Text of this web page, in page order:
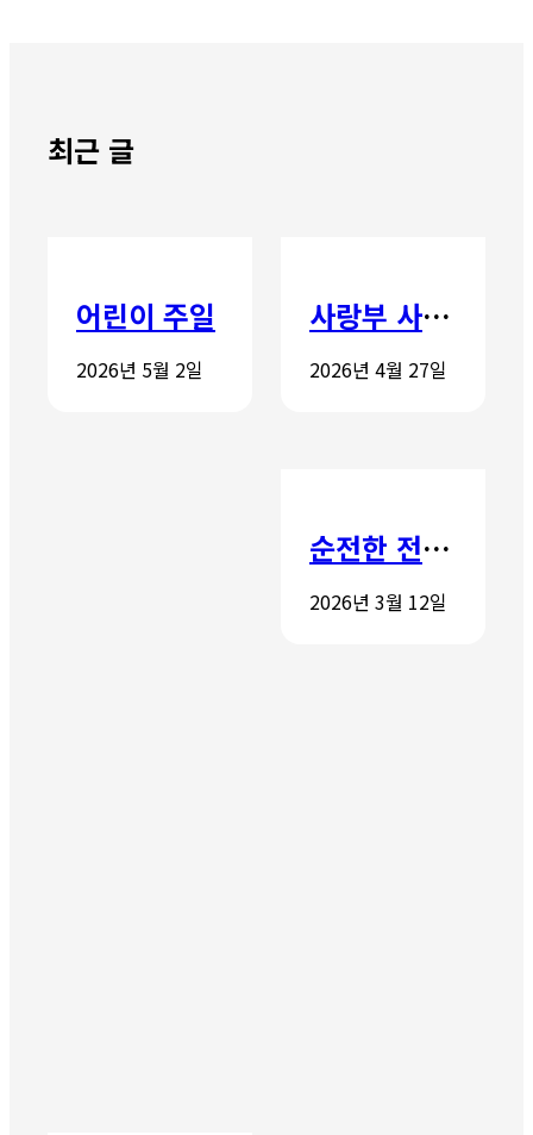
최근 글
어린이 주일
2026년 5월 2일
사랑부 사랑주일
2026년 4월 27일
순전한 전도학교 개강
2026년 3월 12일